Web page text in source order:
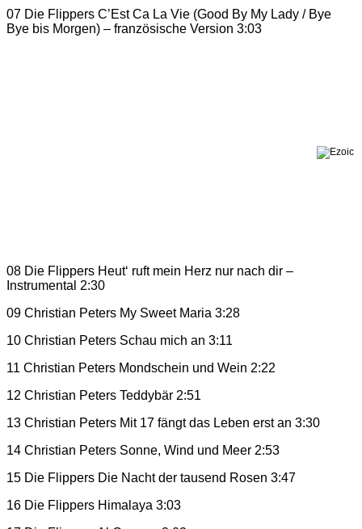
07 Die Flippers C’Est Ca La Vie (Good By My Lady / Bye
Bye bis Morgen) – französische Version 3:03
08 Die Flippers Heut‘ ruft mein Herz nur nach dir –
Instrumental 2:30
09 Christian Peters My Sweet Maria 3:28
10 Christian Peters Schau mich an 3:11
11 Christian Peters Mondschein und Wein 2:22
12 Christian Peters Teddybär 2:51
13 Christian Peters Mit 17 fängt das Leben erst an 3:30
14 Christian Peters Sonne, Wind und Meer 2:53
15 Die Flippers Die Nacht der tausend Rosen 3:47
16 Die Flippers Himalaya 3:03